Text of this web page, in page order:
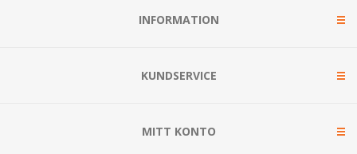
INFORMATION
KUNDSERVICE
MITT KONTO